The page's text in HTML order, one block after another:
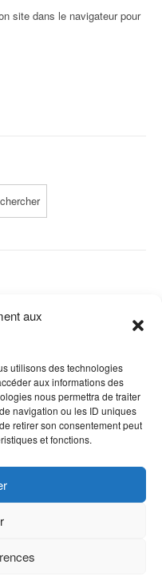
aux
utilisons des technologies
aux informations des
nous permettra de traiter
navigation ou les ID uniques
retirer son consentement peut
et fonctions.
site dans le navigateur pour
fleurs ?
?